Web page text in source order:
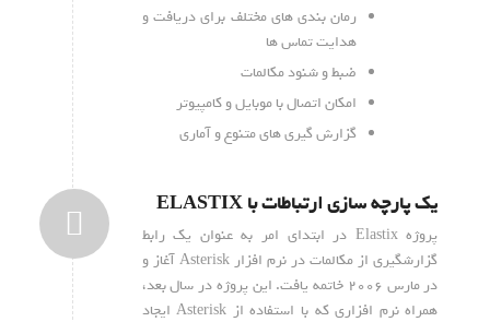
رمان بندی های مختلف برای دریافت و
هدایت تماس ها
ضبط و شنود مکالمات
امکان اتصال با موبایل و کامپیوتر
گزارش گیری های متنوع و آماری
یک پارچه سازی ارتباطات با ELASTIX
پروژه Elastix در ابتدای امر به عنوان یک رابط
گزارشگیری از مکالمات در نرم افزار Asterisk آغاز و
در مارس ۲۰۰۶ خاتمه یافت. این پروژه در سال بعد،
همراه نرم افزاری که با استفاده از Asterisk ایجاد